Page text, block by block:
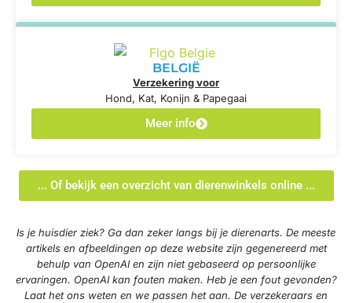
BELGIË
Verzekering voor
Hond, Kat, Konijn & Papegaai
Meer info
... Of bekijk een overzicht van dierenwinkels online ...
Is je huisdier ziek? Ga dan zeker langs bij je dierenarts. De meeste
artikels en afbeeldingen op deze website zijn gegenereerd met
behulp van OpenAI en zijn niet gebaseerd op persoonlijke
ervaringen. OpenAI kan fouten maken. Heb je een fout gevonden?
Laat het ons weten en we passen het aan. De verzekeraars en